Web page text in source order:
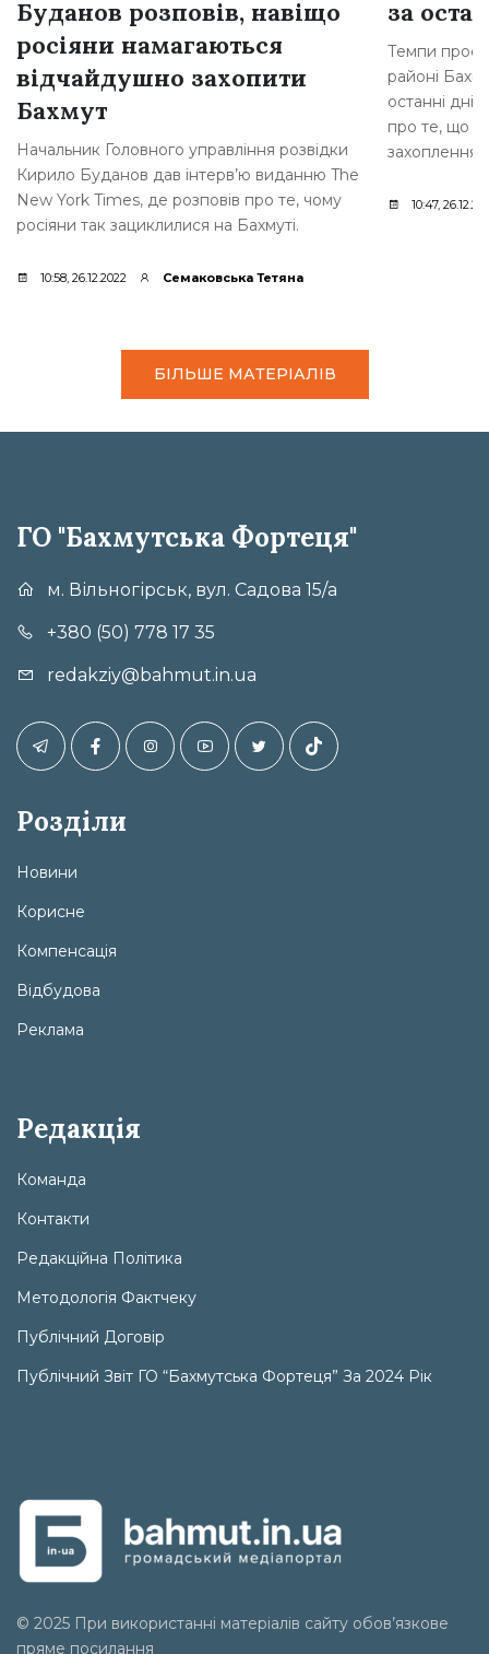
Буданов розповів, навіщо
росіяни намагаються
відчайдушно захопити
Бахмут
Начальник Головного управління розвідки
Кирило Буданов дав інтерв’ю виданню The
New York Times, де розповів про те, чому
росіяни так зациклилися на Бахмуті.
10:58, 26.12.2022 Семаковська Тетяна
за
Темпи
районі
останні
про те, що
захоплення
10:47,
БІЛЬШЕ МАТЕРІАЛІВ
ГО "Бахмутська Фортеця"
м. Вільногірськ, вул. Садова 15/а
+380 (50) 778 17 35
redakziy@bahmut.in.ua
Розділи
Новини
Корисне
Компенсація
Відбудова
Реклама
Редакція
Команда
Контакти
Редакційна Політика
Методологія Фактчеку
Публічний Договір
Публічний Звіт ГО “Бахмутська Фортеця” За 2024 Рік
© 2025 При використанні матеріалів сайту обов’язкове
пряме посилання